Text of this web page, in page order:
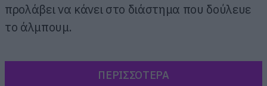
προλάβει να κάνει στο διάστημα που δούλευε
το άλμπουμ.
ΠΕΡΙΣΣΟΤΕΡΑ